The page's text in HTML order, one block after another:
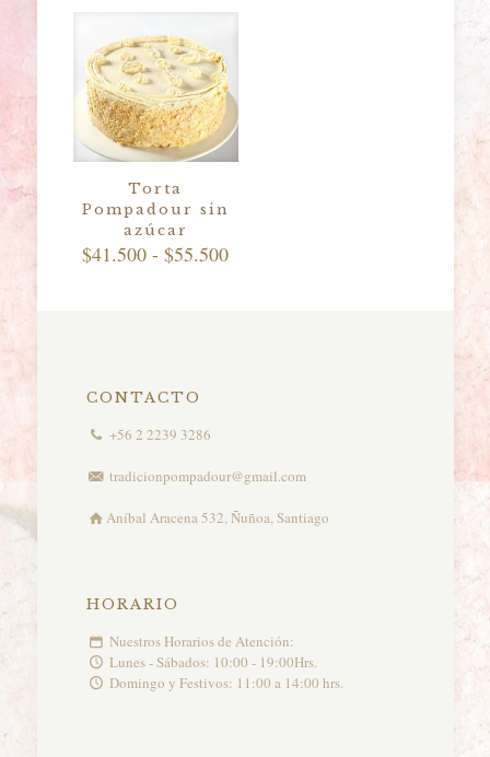
Torta
Pompadour sin
azúcar
$41.500 - $55.500Rango
CONTACTO
+56 2 2239 3286
tradicionpompadour@gmail.com
Aníbal Aracena 532, Ñuñoa, Santiago
HORARIO
Nuestros Horarios de Atención:
Lunes - Sábados: 10:00 - 19:00Hrs.
Domingo y Festivos: 11:00 a 14:00 hrs.